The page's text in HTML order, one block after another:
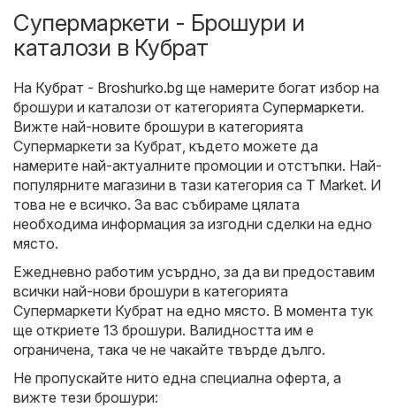
Супермаркети - Брошури и
каталози в Кубрат
На Кубрат - Broshurko.bg ще намерите богат избор на
брошури и каталози от категорията Супермаркети.
Вижте най-новите брошури в категорията
Супермаркети за Кубрат, където можете да
намерите най-актуалните промоции и отстъпки. Най-
популярните магазини в тази категория са T Market. И
това не е всичко. За вас събираме цялата
необходима информация за изгодни сделки на едно
място.
Ежедневно работим усърдно, за да ви предоставим
всички най-нови брошури в категорията
Супермаркети Кубрат на едно място. В момента тук
ще откриете 13 брошури. Валидността им е
ограничена, така че не чакайте твърде дълго.
Не пропускайте нито една специална оферта, а
вижте тези брошури: